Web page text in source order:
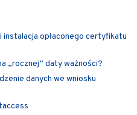
opłaconego certyfikatu
„rocznej” daty ważności?
danych we wniosku